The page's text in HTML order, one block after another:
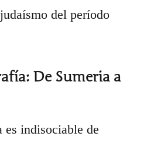
del período
De Sumeria a
indisociable de